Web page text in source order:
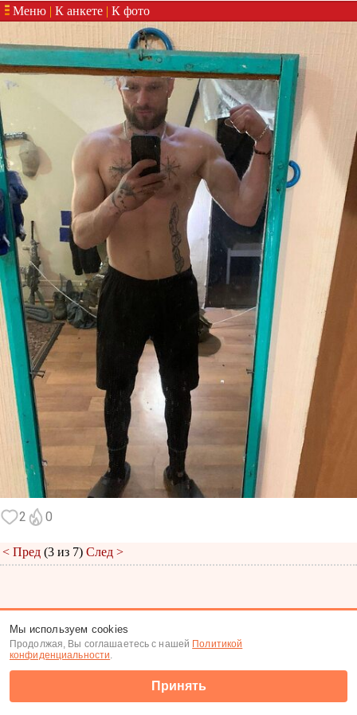
Меню | К анкете | К фото
2 0
< Пред (3 из 7) След >
(c) Tabor.ru 2026
Мы используем cookies
Продолжая, Вы соглашаетесь с нашей Политикой
конфиденциальности.
Принять